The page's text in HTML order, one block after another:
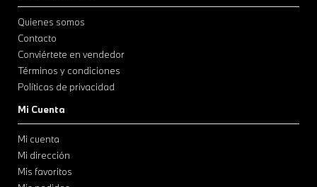
Quienes somos
Contacto
Conviértete en vendedor
Términos y condiciones
Políticas de privacidad
Mi Cuenta
Mi cuenta
Mi dirección
Mis favoritos